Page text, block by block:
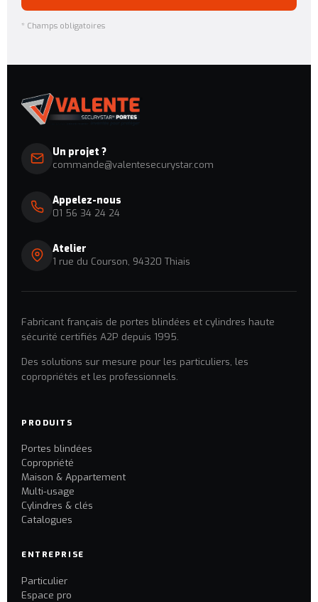
* Champs obligatoires
Un projet ?
commande@valentesecurystar.com
Appelez-nous
01 56 34 24 24
Atelier
1 rue du Courson, 94320 Thiais
Fabricant français de portes blindées et cylindres haute
sécurité certifiés A2P depuis 1995.
Des solutions sur mesure pour les particuliers, les
copropriétés et les professionnels.
PRODUITS
Portes blindées
Copropriété
Maison & Appartement
Multi-usage
Cylindres & clés
Catalogues
ENTREPRISE
Particulier
Espace pro